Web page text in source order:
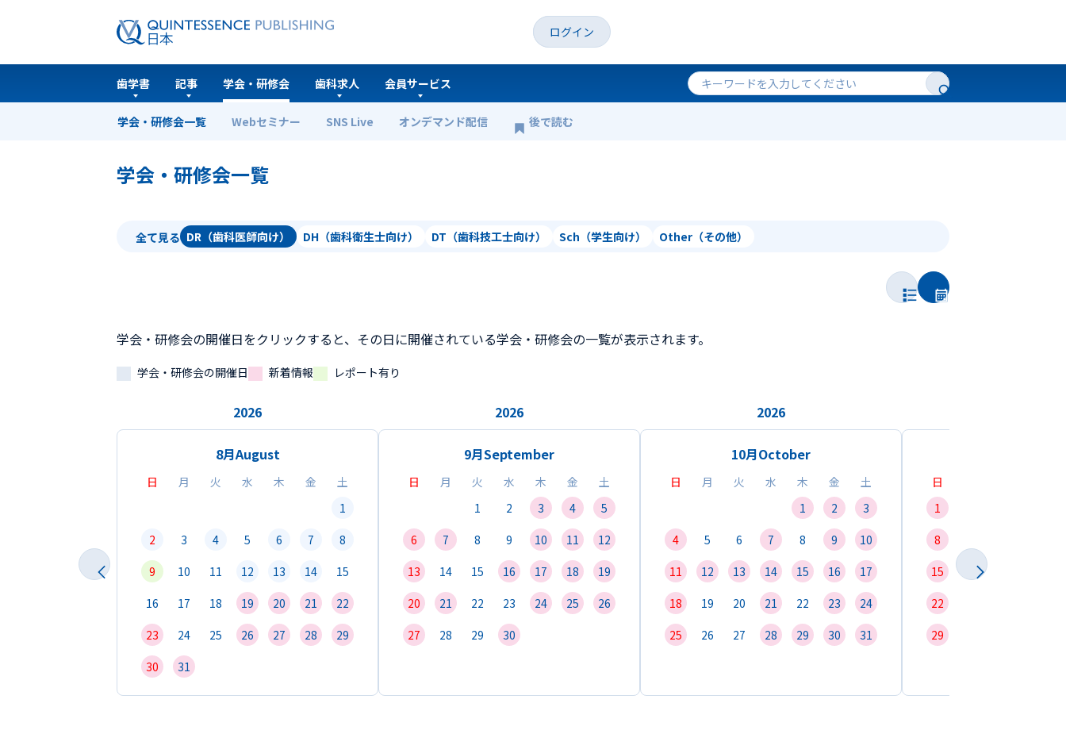
ログイン
歯学書 記事 学会・研修会
学会・研修会一覧 Webセミナー SNS Live オンデマンド配信 後で読む
歯科求人 会員サービス
ホーム 学会・研修会一覧
学会・研修会一覧
全て見る DR（歯科医師向け） DH（歯科衛生士向け） DT（歯科技工士向け） Sch（学生向け） Other（その他）
学会・研修会の開催日をクリックすると、その日に開催されている学会・研修会の一覧が表示されます。
学会・研修会の開催日 新着情報 レポート有り
2026
8月August
日 月 火 水 木 金
土
1
2
3 4 5 6 7
8
9
10 11 12 13 14
15
16
17 18 19 20 21
22
23
24 25 26 27 28
29
30
31
2026
9月September
日 月 火 水 木 金
土
1
2 3 4
5
6
7 8 9 10 11
12
13
14 15 16 17 18
19
20
21 22 23 24 25
26
27
28 29 30
2026
10月October
日 月 火 水 木 金
土
1
2
3
4
5 6 7 8 9
10
11
12 13 14 15 16
17
18
19 20 21 22 23
24
25
26 27 28 29 30 31
日
1
8
15
22
29